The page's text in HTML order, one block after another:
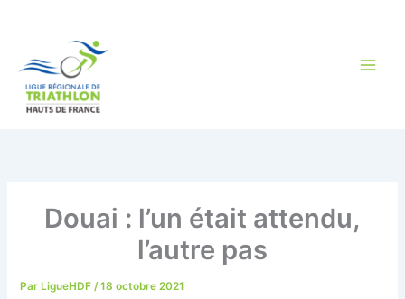
Douai : l’un était attendu,
l’autre pas
ParLigueHDF /18 octobre 2021